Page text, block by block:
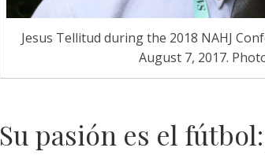
Jesus Tellitud during the 2018 NAHJ
August 7, 2017.
Su pasión es el